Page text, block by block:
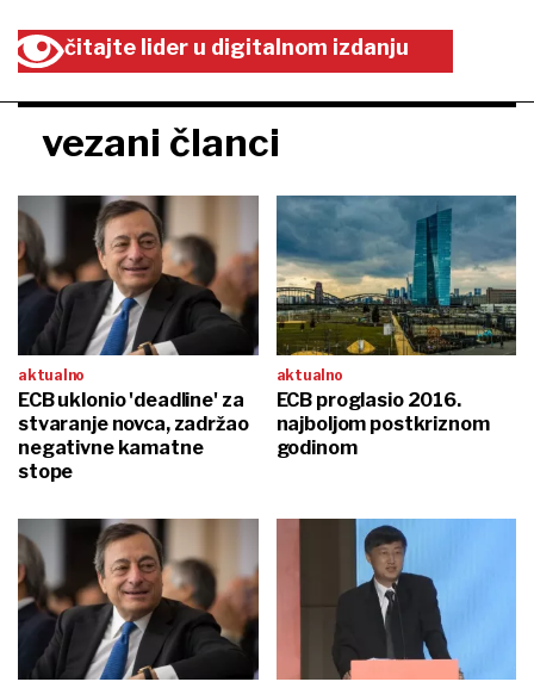
čitajte lider u digitalnom izdanju
vezani članci
aktualno
ECB uklonio 'deadline' za
stvaranje novca, zadržao
negativne kamatne
stope
aktualno
ECB proglasio 2016.
najboljom postkriznom
godinom